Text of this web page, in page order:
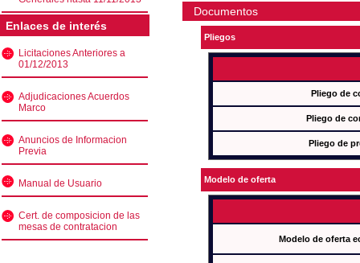
Enlaces de interés
Licitaciones Anteriores a
01/12/2013
Adjudicaciones Acuerdos
Marco
Anuncios de Informacion
Previa
Manual de Usuario
Cert. de composicion de las
mesas de contratacion
Documentos
Pliegos
Pliego de
Pliego de
Pliego de
Modelo de oferta
Modelo de oferta